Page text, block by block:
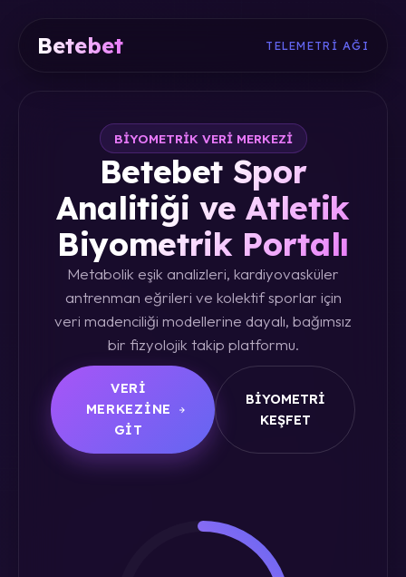
Betebet TELEMETRI AĞI
BIYOMETRIK VERI MERKEZI
Betebet Spor
Analitiği ve Atletik
Biyometrik Portalı
Metabolik eşik analizleri, kardiyovasküler
antrenman eğrileri ve kolektif sporlar için
veri madenciliği modellerine dayalı, bağımsız
bir fizyolojik takip platformu.
VERI
MERKEZINE
GIT
BIYOMETRI
KEŞFET